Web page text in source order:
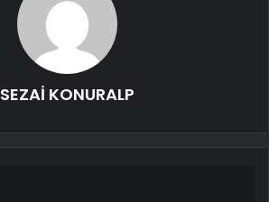
SEZAİ KONURALP